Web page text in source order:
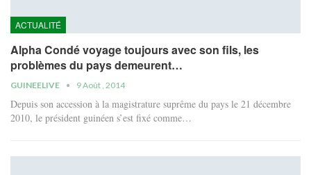
ACTUALITÉ
Alpha Condé voyage toujours avec son fils, les
problèmes du pays demeurent…
GUINEELIVE 9 Août , 2014
Depuis son accession à la magistrature suprême du pays le 21 décembre
2010, le président guinéen s’est fixé comme…